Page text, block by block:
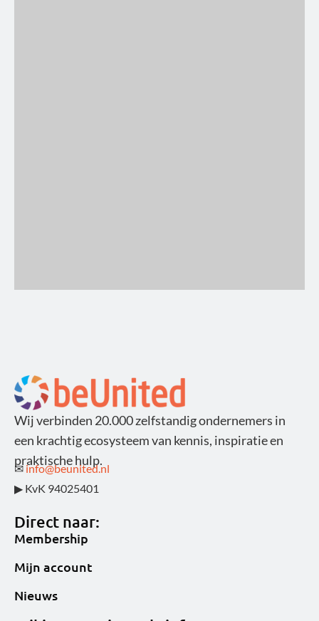
Wij verbinden 20.000 zelfstandig ondernemers in
een krachtig ecosysteem van kennis, inspiratie en
praktische hulp.
✉ info@beunited.nl
▶ KvK 94025401
Direct naar:
Membership
Mijn account
Nieuws